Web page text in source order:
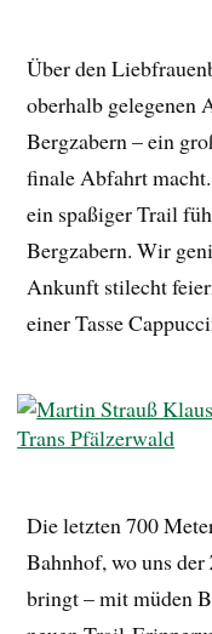
Über den
oberhalb gelegenen
Bergzabern – ein
finale Abfahrt
ein spaßiger Trail
Bergzabern. Wir
Ankunft stilecht
einer Tasse
Die letzten 700
Bahnhof, wo uns
bringt – mit müden